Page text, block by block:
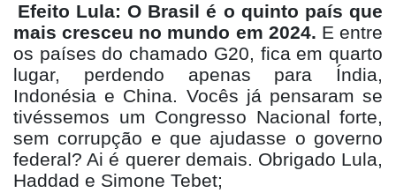
Efeito Lula: O Brasil é o quinto país que
mais cresceu no mundo em 2024. E entre
os países do chamado G20, fica em quarto
lugar, perdendo apenas para Índia,
Indonésia e China. Vocês já pensaram se
tivéssemos um Congresso Nacional forte,
sem corrupção e que ajudasse o governo
federal? Ai é querer demais. Obrigado Lula,
Haddad e Simone Tebet;